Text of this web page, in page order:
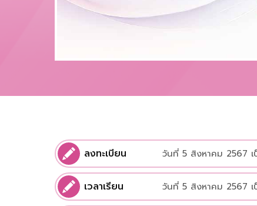
ลงทะเบียน วันที่ 5 สิงหาคม 2567 เ
เวลาเรียน วันที่ 5 สิงหาคม 2567 เ